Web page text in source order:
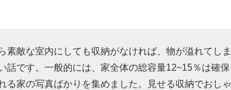
素敵な室内にしても収納がなければ、物が溢れてしま
話です。一般的には、家全体の総容量12~15％は確保
る家の写真ばかりを集めました。見せる収納でおしゃ